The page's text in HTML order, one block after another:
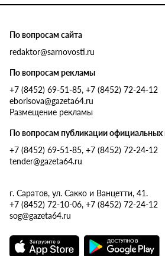
По вопросам сайта
redaktor@sarnovosti.ru
По вопросам рекламы
+7 (8452) 69-51-85, +7 (8452) 72-24-12
eborisova@gazeta64.ru
Размещение рекламы
По вопросам публикации официальных
+7 (8452) 69-51-85, +7 (8452) 72-24-12
tender@gazeta64.ru
г. Саратов, ул. Сакко и Ванцетти, 41.
+7 (8452) 72-10-06, +7 (8452) 72-24-12
sog@gazeta64.ru